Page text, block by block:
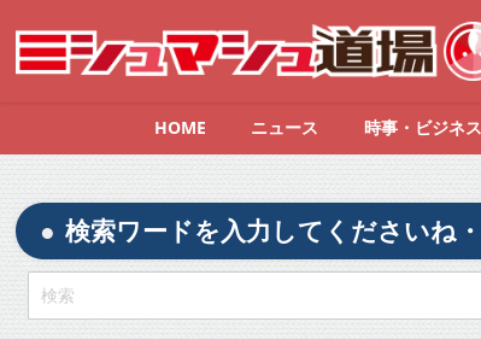
HOME ニュース 時事・ビジネス
検索ワードを入力してくださいね・